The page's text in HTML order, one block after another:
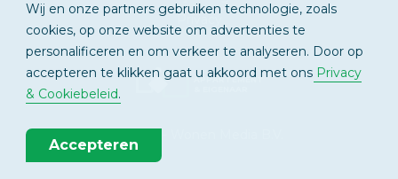
APPARTEMENT
Wij en onze partners gebruiken technologie, zoals
cookies, op onze website om advertenties te
personalificeren en om verkeer te analyseren. Door op
accepteren te klikken gaat u akkoord met ons Privacy
& Cookiebeleid.
Accepteren